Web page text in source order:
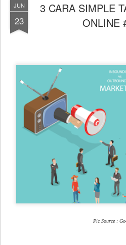
JUN
23
3 CARA SIMPLE
ONLINE
Pic Source :